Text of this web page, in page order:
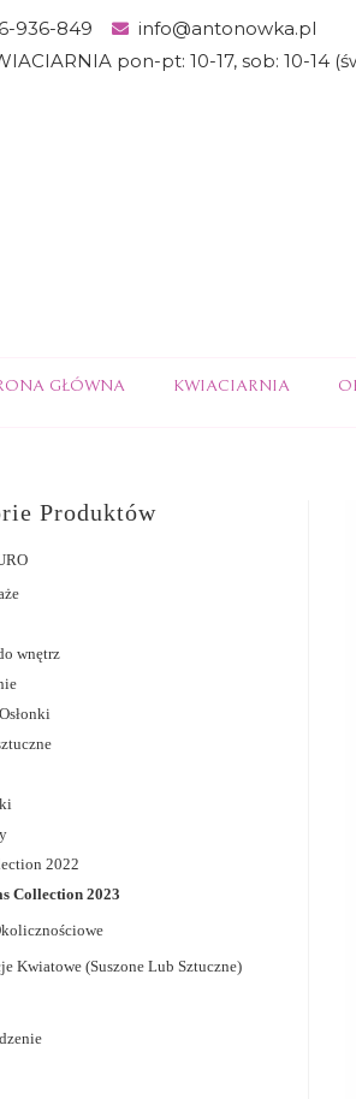
936-849
info@antonowka.pl
pon-pt: 10-17, sob: 10-14
GŁÓWNA KWIACIARNIA
Produktów
wnętrz
2022
Collection 2023
Kwiatowe (suszone Lub Sztuczne)